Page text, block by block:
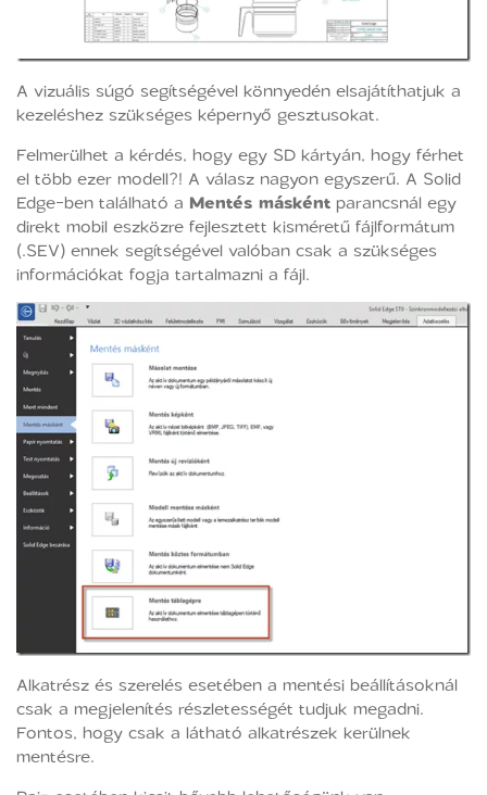
A vizuális súgó segítségével könnyedén elsajátíthatjuk a
kezeléshez szükséges képernyő gesztusokat.
Felmerülhet a kérdés, hogy egy SD kártyán, hogy férhet
el több ezer modell?! A válasz nagyon egyszerű. A Solid
Edge-ben található a Mentés másként parancsnál egy
direkt mobil eszközre fejlesztett kisméretű fájlformátum
(.SEV) ennek segítségével valóban csak a szükséges
információkat fogja tartalmazni a fájl.
Alkatrész és szerelés esetében a mentési beállításoknál
csak a megjelenítés részletességét tudjuk megadni.
Fontos, hogy csak a látható alkatrészek kerülnek
mentésre.